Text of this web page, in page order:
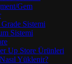
Gem
Sistemi
Sistemi
Up Store Ürünleri
Yüklenir?